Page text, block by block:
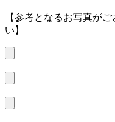
【参考となるお写真が
い】